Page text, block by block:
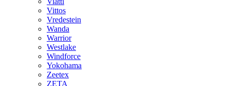
Vittos
Vredestein
Wanda
Warrior
Westlake
Windforce
Yokohama
Zeetex
ZETA